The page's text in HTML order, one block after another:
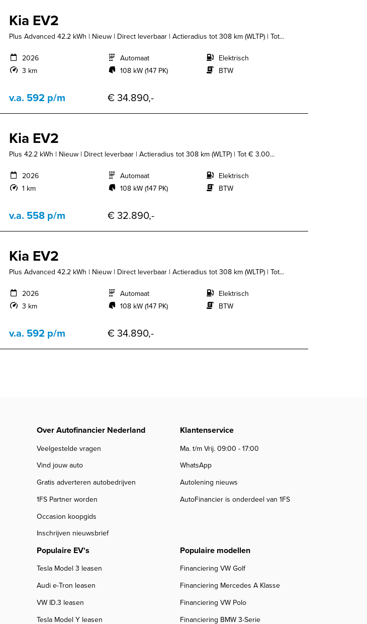
Kia EV2
Plus Advanced 42.2 kWh | Nieuw | Direct leverbaar | Actieradius tot 308 km (WLTP) | Tot...
2026
3 km
Automaat
108 kW (147 PK)
Elektrisch
BTW
v.a. 592 p/m € 34.890,-
Kia EV2
Plus 42.2 kWh | Nieuw | Direct leverbaar | Actieradius tot 308 km (WLTP) | Tot € 3.00...
2026
1 km
Automaat
108 kW (147 PK)
Elektrisch
BTW
v.a. 558 p/m € 32.890,-
Kia EV2
Plus Advanced 42.2 kWh | Nieuw | Direct leverbaar | Actieradius tot 308 km (WLTP) | Tot...
2026
3 km
Automaat
108 kW (147 PK)
Elektrisch
BTW
v.a. 592 p/m € 34.890,-
Over Autofinancier Nederland
Veelgestelde vragen
Vind jouw auto
Gratis adverteren autobedrijven
1FS Partner worden
Occasion koopgids
Inschrijven nieuwsbrief
Klantenservice
Ma. t/m Vrij. 09:00 - 17:00
WhatsApp
Autolening nieuws
AutoFinancier is onderdeel van 1FS
Populaire EV's
Tesla Model 3 leasen
Audi e-Tron leasen
VW ID.3 leasen
Tesla Model Y leasen
Populaire modellen
Financiering VW Golf
Financiering Mercedes A Klasse
Financiering VW Polo
Financiering BMW 3-Serie